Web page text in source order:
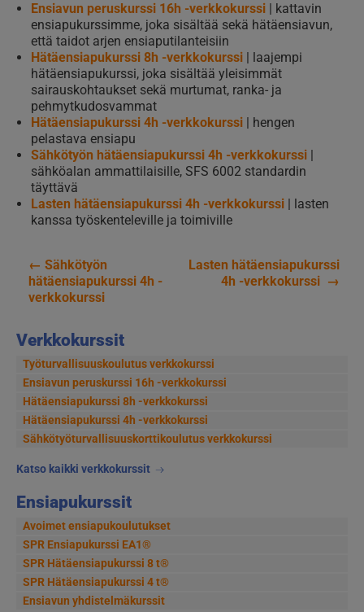
Verkkokurssit
Työturvallisuuskoulutus verkkokurssi
Ensiavun peruskurssi 16h -verkkokurssi
Hätäensiapukurssi 8h -verkkokurssi
Hätäensiapukurssi 4h -verkkokurssi
Sähkötyöturvallisuus­korttikoulutus verkkokurssi
Katso kaikki verkkokurssit
Ensiapukurssit
Avoimet ensiapukoulutukset
SPR Ensiapukurssi EA1®
SPR Hätäensiapukurssi 8 t®
SPR Hätäensiapukurssi 4 t®
Ensiavun yhdistelmäkurssit
Ensiavun peruskurssi 16h -verkkokurssi| kattavin
ensiapukurssimme, joka sisältää sekä hätäensiavun,
että taidot arjen ensiaputilanteisiin
Hätäensiapukurssi 8h -verkkokurssi| laajempi
hätäensiapukurssi, joka sisältää yleisimmät
sairauskohtaukset sekä murtumat, ranka- ja
pehmytkudosvammat
Hätäensiapukurssi 4h -verkkokurssi| hengen
pelastava ensiapu
Sähkötyön hätäensiapukurssi 4h -verkkokurssi|
sähköalan ammattilaisille, SFS 6002 standardin
täyttävä
Lasten hätäensiapukurssi 4h -verkkokurssi| lasten
kanssa työskenteleville ja toimiville
Artikkelien
← Sähkötyön
hätäensiapukurssi 4h -
verkkokurssi
Lasten hätäensiapukurssi
4h -verkkokurssi →